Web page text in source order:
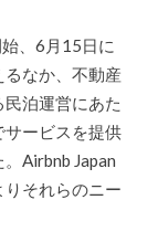
、6月15日に
なか、不動産
泊運営にあた
サービスを提供
Airbnb Japan
それらのニー